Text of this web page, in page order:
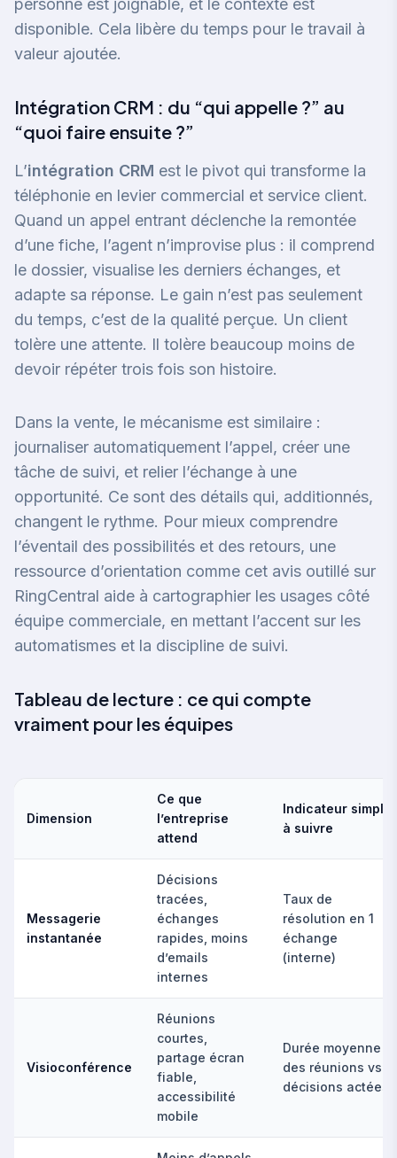
personne est joignable, et le contexte est
disponible. Cela libère du temps pour le travail à
valeur ajoutée.
Intégration CRM : du “qui appelle ?” au
“quoi faire ensuite ?”
L’intégration CRM est le pivot qui transforme la
téléphonie en levier commercial et service client.
Quand un appel entrant déclenche la remontée
d’une fiche, l’agent n’improvise plus : il comprend
le dossier, visualise les derniers échanges, et
adapte sa réponse. Le gain n’est pas seulement
du temps, c’est de la qualité perçue. Un client
tolère une attente. Il tolère beaucoup moins de
devoir répéter trois fois son histoire.
Dans la vente, le mécanisme est similaire :
journaliser automatiquement l’appel, créer une
tâche de suivi, et relier l’échange à une
opportunité. Ce sont des détails qui, additionnés,
changent le rythme. Pour mieux comprendre
l’éventail des possibilités et des retours, une
ressource d’orientation comme cet avis outillé sur
RingCentral aide à cartographier les usages côté
équipe commerciale, en mettant l’accent sur les
automatismes et la discipline de suivi.
Tableau de lecture : ce qui compte
vraiment pour les équipes
Dimension
Ce que
l’entreprise
attend
Indicateur simple
à suivre
Messagerie
instantanée
Décisions
tracées,
échanges
rapides, moins
d’emails
internes
Taux de
résolution en 1
échange
(interne)
Visioconférence
Réunions
courtes,
partage écran
fiable,
accessibilité
mobile
Durée moyenne
des réunions vs
décisions actées